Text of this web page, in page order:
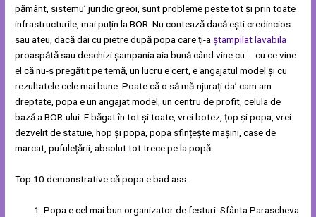
pământ, sistemu’ juridic greoi, sunt probleme peste tot și prin toate
infrastructurile, mai puțin la BOR. Nu contează dacă ești credincios
sau ateu, dacă dai cu pietre după popa care ți-aștampilat lavabila
proaspătă sau deschizi șampania aia bună când vine cu … cu ce vine
el că nu-s pregătit pe temă, un lucru e cert, e angajatul model și cu
rezultatele cele mai bune. Poate că o să mă-njurați da’ cam am
dreptate, popa e un angajat model, un centru de profit, celula de
bază a BOR-ului. E băgat în tot și toate, vrei botez, țop și popa, vrei
dezvelit de statuie, hop și popa, popa sfințește mașini, case de
marcat, pufulețării, absolut tot trece pe la popă.
Top 10 demonstrative că popa e bad ass.
Popa e cel mai bun organizator de festuri. Sfânta Parascheva